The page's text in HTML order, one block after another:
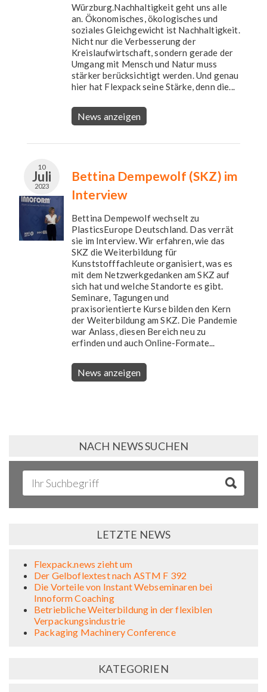
Würzburg.Nachhaltigkeit geht uns alle
an. Ökonomisches, ökologisches und
soziales Gleichgewicht ist Nachhaltigkeit.
Nicht nur die Verbesserung der
Kreislaufwirtschaft, sondern gerade der
Umgang mit Mensch und Natur muss
stärker berücksichtigt werden. Und genau
hier hat Flexpack seine Stärke, denn die...
News anzeigen
10
Juli
2023
Bettina Dempewolf (SKZ) im
Interview
Bettina Dempewolf wechselt zu
PlasticsEurope Deutschland. Das verrät
sie im Interview. Wir erfahren, wie das
SKZ die Weiterbildung für
Kunststofffachleute organisiert, was es
mit dem Netzwerkgedanken am SKZ auf
sich hat und welche Standorte es gibt.
Seminare, Tagungen und
praxisorientierte Kurse bilden den Kern
der Weiterbildung am SKZ. Die Pandemie
war Anlass, diesen Bereich neu zu
erfinden und auch Online-Formate...
News anzeigen
NACH NEWS SUCHEN
LETZTE NEWS
Flexpack.news zieht um
Der Gelboflextest nach ASTM F 392
Die Vorteile von Instant Webseminaren bei
Innoform Coaching
Betriebliche Weiterbildung in der flexiblen
Verpackungsindustrie
Packaging Machinery Conference
KATEGORIEN